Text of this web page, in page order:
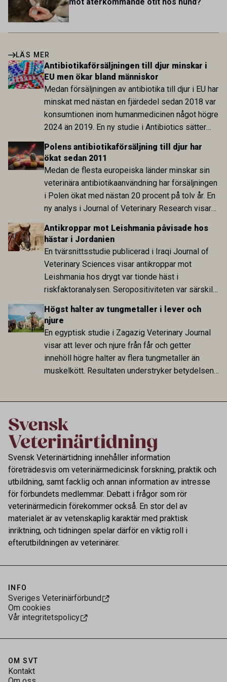
mot återkommande otit hos hund?
LÄS MER
Antibiotikaförsäljningen till djur minskar i
EU men ökar bland människor
Medan försäljningen av antibiotika till djur i EU har
minskat med nästan en fjärdedel sedan 2018 var
konsumtionen inom humanmedicinen något högre
2024 än 2019. En ny studie i Antibiotics sätter
utvecklingen inom de båda sektorerna sida vid
sida och pekar på en obalans i EU:s One Health-
arbete.
Polens antibiotikaförsäljning till djur har
ökat sedan 2011
Medan de flesta europeiska länder minskar sin
veterinära antibiotikaanvändning har försäljningen
i Polen ökat med nästan 20 procent på tolv år. En
ny analys i Journal of Veterinary Research visar
att skillnaden mot lågförbrukarländer som
Sverige är fortsatt stor.
Antikroppar mot Leishmania påvisade hos
hästar i Jordanien
En tvärsnittsstudie publicerad i Iraqi Journal of
Veterinary Sciences visar antikroppar mot
Leishmania hos drygt var tionde häst i
riskfaktoranalysen. Seropositiviteten var särskilt
hög i Zarqa och statistiskt kopplad till bland
annat stallhållning. Resultaten visar att hästarna
har exponerats för parasiten – men inte att de
fungerar som reservoarer eller bidrar till
smittspridning.
Högst halter av tungmetaller i lever och
njure
En egyptisk studie i Zagazig Veterinary Journal
visar att lever och njure från får och getter
innehöll högre halter av flera tungmetaller än
muskelkött. Resultaten understryker betydelsen
Svensk Veterinärtidning innehåller information
företrädesvis om veterinärmedicinsk forskning, praktik och
utbildning, samt facklig och annan information av intresse
för förbundets medlemmar. Debatt i frågor som rör
veterinärmedicin förekommer också. En stor del av
materialet är av vetenskaplig karaktär med praktisk
inriktning, och tidningen spelar därför en viktig roll i
efterutbildningen av veterinärer.
INFO
Sveriges Veterinärförbund
Om cookies
Vår integritetspolicy
OM SVT
Kontakt